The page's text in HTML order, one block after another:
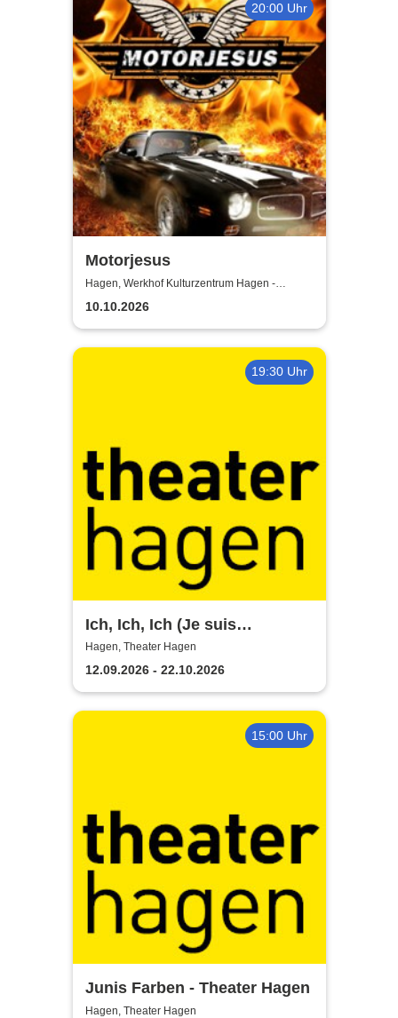
20:00 Uhr
Motorjesus
Hagen, Werkhof Kulturzentrum Hagen -
Hohenlimburg
10.10.2026
19:30 Uhr
Ich, Ich, Ich (Je suis
narcissiste) - Theater Hagen
Hagen, Theater Hagen
12.09.2026 - 22.10.2026
15:00 Uhr
Junis Farben - Theater Hagen
Hagen, Theater Hagen